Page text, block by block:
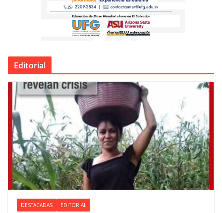
Editorial
DESTACADAS EDITORIAL